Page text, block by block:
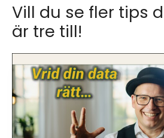
Vill du se fler tips
är tre till!